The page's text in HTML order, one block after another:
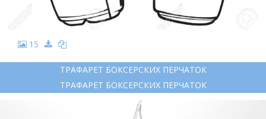
15
ТРАФАРЕТ БОКСЕРСКИХ ПЕРЧАТОК
ТРАФАРЕТ БОКСЕРСКИХ ПЕРЧАТОК